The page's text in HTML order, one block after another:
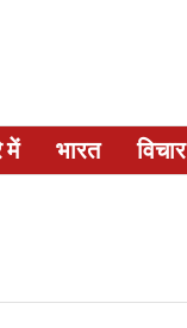
में भारत विचार